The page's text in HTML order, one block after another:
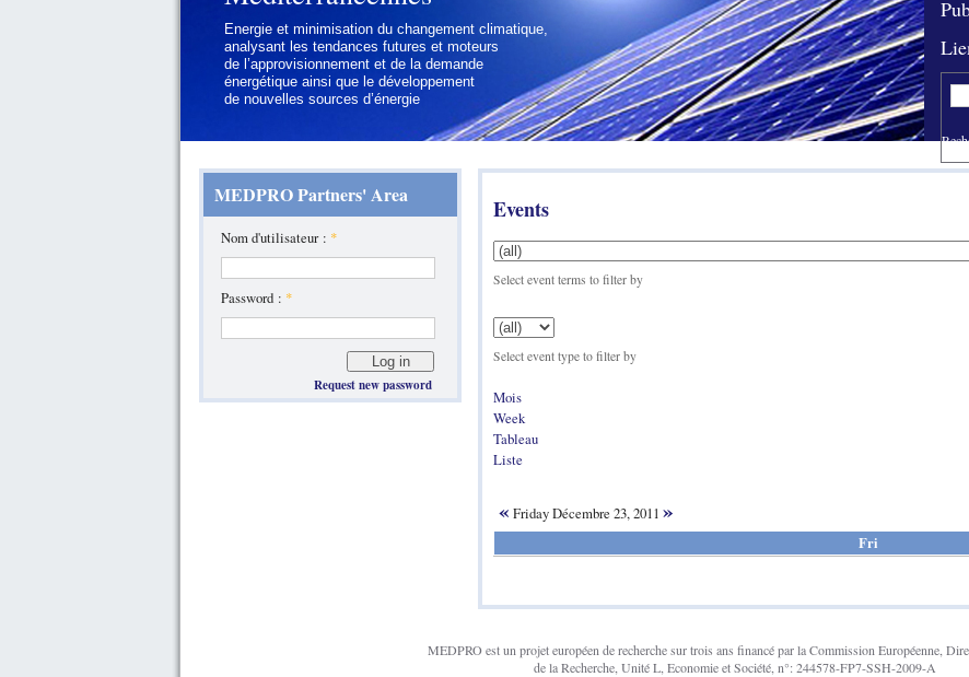
Energie et minimisation du changement climatique,
analysant les tendances futures et moteurs
de l’approvisionnement et de la demande
énergétique ainsi que le développement
de nouvelles sources d’énergie
MEDPRO Partners' Area
Nom d'utilisateur : *
Password : *
Request new password
Events
Select event terms to filter by
Select event type to filter by
Mois
Week
Tableau
Liste
« Friday Décembre 23, 2011 »
Fri
MEDPRO est un projet européen de recherche sur trois ans financé par la Commission Européenne,
de la Recherche, Unité L, Economie et Société, n°: 244578-FP7-SSH-2009-A